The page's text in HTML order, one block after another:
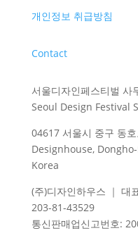
개인정보 취급방침
Contact
서울디자인페스티벌 사
Seoul Design Festival
04617 서울시 중구 동
Designhouse,
Korea
(주)디자인하우스 ｜ 대
203-81-43529
통신판매업신고번호: